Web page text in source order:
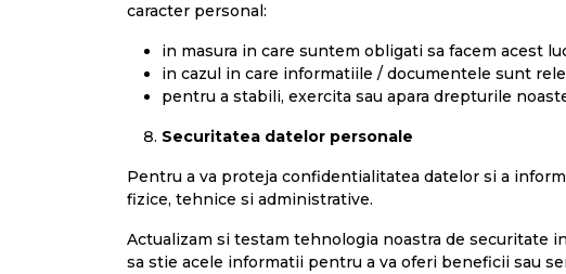
caracter personal:
in masura in care suntem obligati sa facem acest
in cazul in care informatiile / documentele sunt
pentru a stabili, exercita sau apara drepturile
Securitatea datelor personale
Pentru a va proteja confidentialitatea datelor si a
fizice, tehnice si administrative.
Actualizam si testam tehnologia noastra de securitate
sa stie acele informatii pentru a va oferi beneficii sau